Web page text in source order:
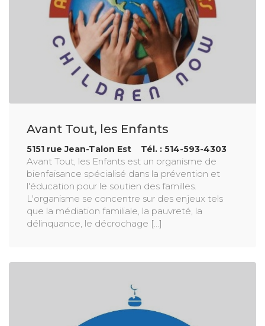
Avant Tout, les Enfants
5151 rue Jean-Talon Est Tél. : 514-593-4303
Avant Tout, les Enfants est un organisme de
bienfaisance spécialisé dans la prévention et
l'éducation pour le soutien des familles.
L'organisme se concentre sur des enjeux tels
que la médiation familiale, la pauvreté, la
délinquance, le décrochage [...]